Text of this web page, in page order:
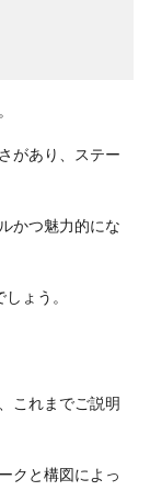
があり、ステー
かつ魅力的にな
ょう。
これまでご説明
クと構図によっ